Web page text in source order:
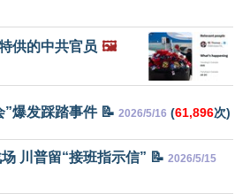
供的中共官员 🖼️
”爆发踩踏事件 📝 2026/5/16 (61,896次)
川普留“接班指示信” 📝 2026/5/15